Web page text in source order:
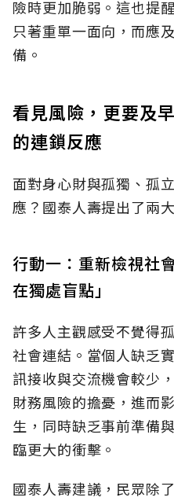
險時更加脆弱。這也提
只著重單一面向，而應
備。
看見風險，更要及
的連鎖反應
面對身心財與孤獨、孤
應？國泰人壽提出了兩
行動一：重新檢視社
在獨處盲點」
許多人主觀感受不覺得
社會連結。當個人缺乏
訊接收與交流機會較少
財務風險的擔憂，進而
生，同時缺乏事前準備
臨更大的衝擊。
國泰人壽建議，民眾除